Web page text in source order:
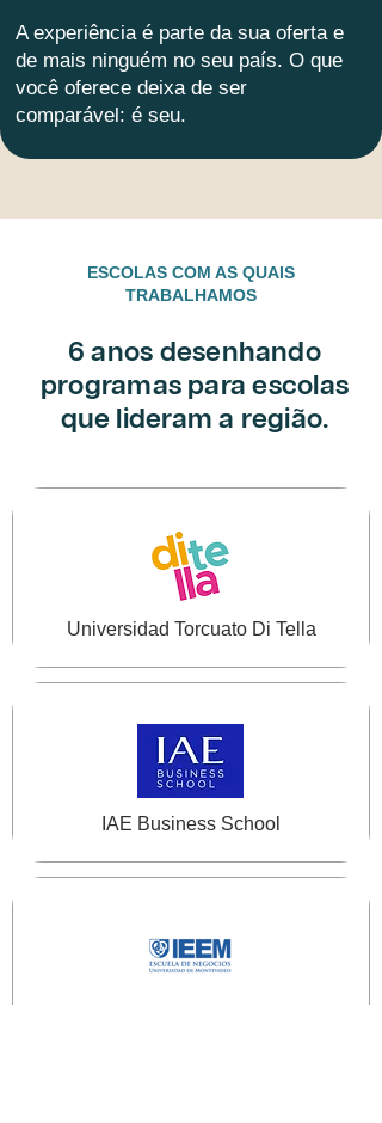
A experiência é parte da sua oferta e
de mais ninguém no seu país. O que
você oferece deixa de ser
comparável: é seu.
ESCOLAS COM AS QUAIS
TRABALHAMOS
6 anos desenhando
programas para escolas
que lideram a região.
Universidad Torcuato Di Tella
IAE Business School